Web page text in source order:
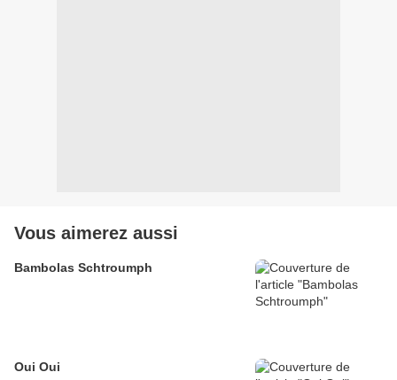
Vous aimerez aussi
Bambolas Schtroumph
Oui Oui